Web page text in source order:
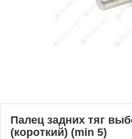
Палец задних тяг
(короткий) (min 5)